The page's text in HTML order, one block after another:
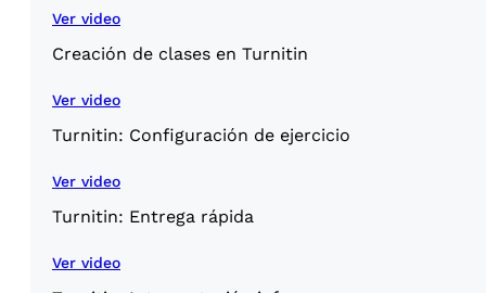
Ver video
Creación de clases en Turnitin
Ver video
Turnitin: Configuración de ejercicio
Ver video
Turnitin: Entrega rápida
Ver video